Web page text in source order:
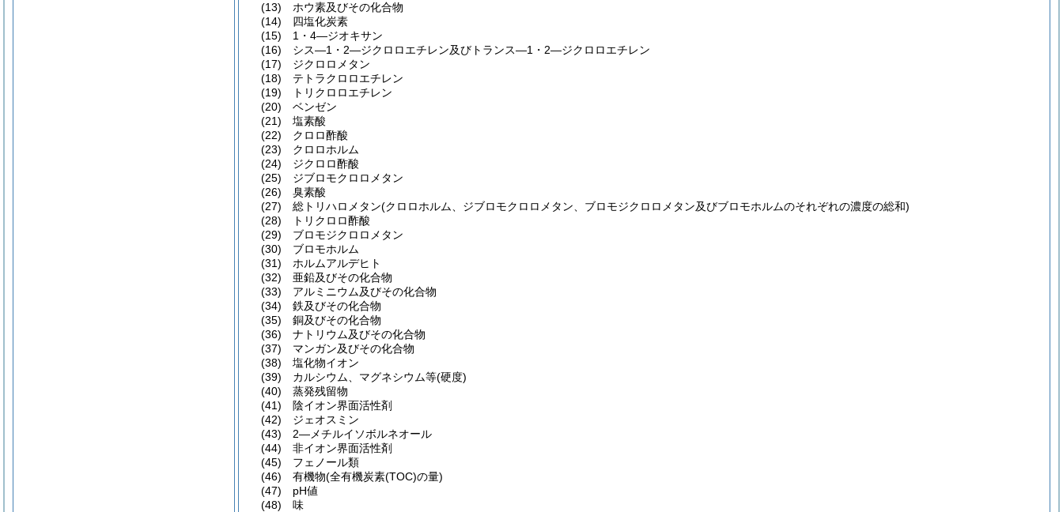
(13)
ホウ素及びその化合物
(14)
四塩化炭素
(15)
1・4―ジオキサン
(16)
シス―1・2―ジクロロエチレン及びトランス―1・2―ジクロロエチレン
(17)
ジクロロメタン
(18)
テトラクロロエチレン
(19)
トリクロロエチレン
(20)
ベンゼン
(21)
塩素酸
(22)
クロロ酢酸
(23)
クロロホルム
(24)
ジクロロ酢酸
(25)
ジブロモクロロメタン
(26)
臭素酸
(27)
総トリハロメタン(クロロホルム、ジブロモクロロメタン、ブロモジクロロメタン及びブロモホルムのそれぞれの濃度の総和)
(28)
トリクロロ酢酸
(29)
ブロモジクロロメタン
(30)
ブロモホルム
(31)
ホルムアルデヒト
(32)
亜鉛及びその化合物
(33)
アルミニウム及びその化合物
(34)
鉄及びその化合物
(35)
銅及びその化合物
(36)
ナトリウム及びその化合物
(37)
マンガン及びその化合物
(38)
塩化物イオン
(39)
カルシウム、マグネシウム等(硬度)
(40)
蒸発残留物
(41)
陰イオン界面活性剤
(42)
ジェオスミン
(43)
2―メチルイソボルネオール
(44)
非イオン界面活性剤
(45)
フェノール類
(46)
有機物(全有機炭素(TOC)の量)
(47)
pH値
(48)
味